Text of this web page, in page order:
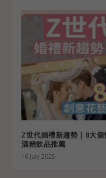
Z世代婚禮新趨勢｜8大
酒精飲品推薦
16 July 2025